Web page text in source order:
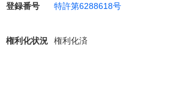
登録番号
特許第6288618号
権利化状況
権利化済